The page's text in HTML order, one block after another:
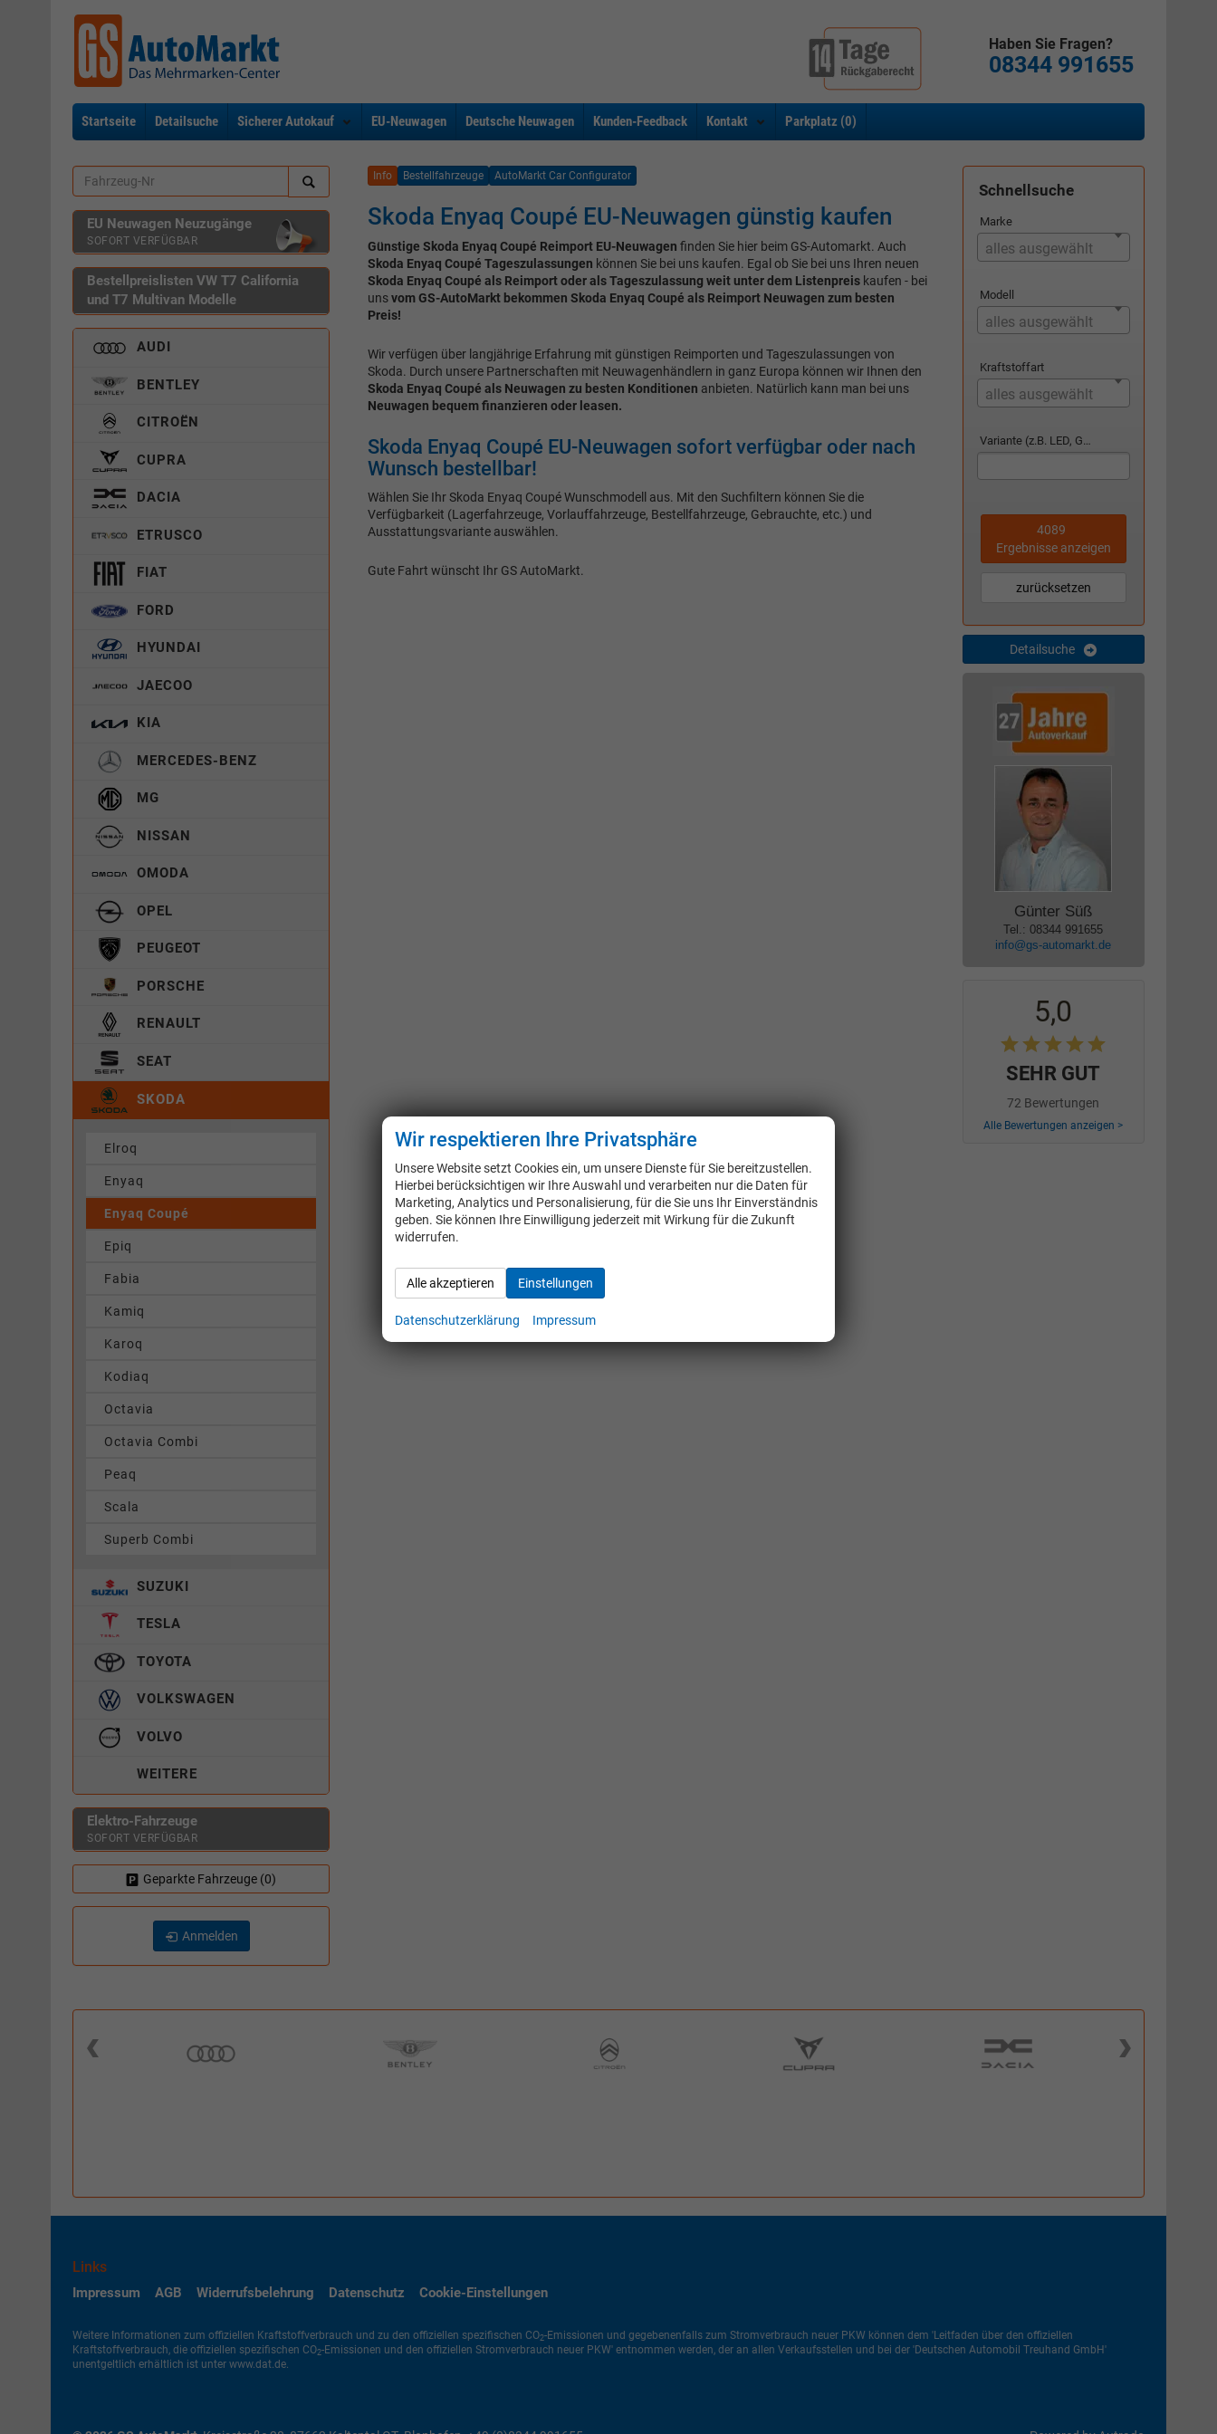
Haben Sie Fragen?
08344 991655
Startseite Detailsuche Sicherer Autokauf EU-Neuwagen Deutsche Neuwagen Kunden-Feedback Kontakt Parkplatz (0)
Info Bestellfahrzeuge AutoMarkt Car Configurator
Skoda Enyaq Coupé EU-Neuwagen günstig kaufen
Günstige Skoda Enyaq Coupé Reimport EU-Neuwagen finden Sie hier beim GS-Automarkt. Auch
Skoda Enyaq Coupé Tageszulassungen können Sie bei uns kaufen. Egal ob Sie bei uns Ihren neuen
Skoda Enyaq Coupé als Reimport oder als Tageszulassung weit unter dem Listenpreiskaufen - bei
unsvom GS-AutoMarkt bekommen Skoda Enyaq Coupé als Reimport Neuwagen zum besten
Preis!
Wir verfügen über langjährige Erfahrung mit günstigen Reimporten und Tageszulassungen von
Skoda. Durch unsere Partnerschaften mit Neuwagenhändlern in ganz Europa können wir Ihnen den
Skoda Enyaq Coupé als Neuwagen zu besten Konditionen anbieten. Natürlich kann man bei uns
Neuwagen bequem finanzieren oder leasen.
Skoda Enyaq Coupé EU-Neuwagen sofort verfügbar oder nach
Wunsch bestellbar!
Wählen Sie Ihr Skoda Enyaq Coupé Wunschmodell aus. Mit den Suchfiltern können Sie die
Verfügbarkeit (Lagerfahrzeuge, Vorlauffahrzeuge, Bestellfahrzeuge, Gebrauchte, etc.) und
Ausstattungsvariante auswählen.
Gute Fahrt wünscht Ihr GS AutoMarkt.
EU Neuwagen Neuzugänge
SOFORT VERFÜGBAR
Bestellpreislisten VW T7 California
und T7 Multivan Modelle
AUDI
BENTLEY
CITROËN
CUPRA
DACIA
ETRUSCO
FIAT
FORD
HYUNDAI
JAECOO
KIA
MERCEDES-BENZ
MG
NISSAN
OMODA
OPEL
PEUGEOT
PORSCHE
RENAULT
SEAT
SKODA
Elroq
Enyaq
Enyaq Coupé
Epiq
Fabia
Kamiq
Karoq
Kodiaq
Octavia
Octavia Combi
Peaq
Scala
Superb Combi
SUZUKI
TESLA
TOYOTA
VOLKSWAGEN
VOLVO
WEITERE
Elektro-Fahrzeuge
SOFORT VERFÜGBAR
Geparkte Fahrzeuge (0)
Anmelden
Schnellsuche
Marke
alles ausgewählt
Modell
alles ausgewählt
Kraftstoffart
alles ausgewählt
Variante (z.B. LED, GTI, Facelift...)
4089
Ergebnisse anzeigen
zurücksetzen
Detailsuche
Günter Süß
Tel.: 08344 991655
info@gs-automarkt.de
5,0
SEHR GUT
72 Bewertungen
Alle Bewertungen anzeigen >
Links
Impressum AGB Widerrufsbelehrung Datenschutz Cookie-Einstellungen
Weitere Informationen zum offiziellen Kraftstoffverbrauch und zu den offiziellen spezifischen CO2-Emissionen und gegebenenfalls zum Stromverbrauch neuer PKW können dem 'Leitfaden über den offiziellen
Kraftstoffverbrauch, die offiziellen spezifischen CO2-Emissionen und den offiziellen Stromverbrauch neuer PKW' entnommen werden, der an allen Verkaufsstellen und bei der 'Deutschen Automobil Treuhand GmbH'
unentgeltlich erhältlich ist unter www.dat.de.
Wir respektieren Ihre Privatsphäre
Unsere Website setzt Cookies ein, um unsere Dienste für Sie bereitzustellen.
Hierbei berücksichtigen wir Ihre Auswahl und verarbeiten nur die Daten für
Marketing, Analytics und Personalisierung, für die Sie uns Ihr Einverständnis
geben. Sie können Ihre Einwilligung jederzeit mit Wirkung für die Zukunft
widerrufen.
Alle akzeptieren Einstellungen
Datenschutzerklärung Impressum